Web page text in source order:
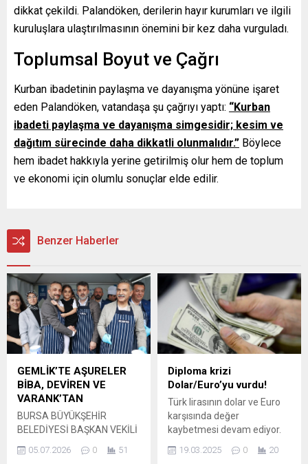
dikkat çekildi. Palandöken, derilerin hayır kurumları ve ilgili
kuruluşlara ulaştırılmasının önemini bir kez daha vurguladı.
Toplumsal Boyut ve Çağrı
Kurban ibadetinin paylaşma ve dayanışma yönüne işaret
eden Palandöken, vatandaşa şu çağrıyı yaptı: “Kurban
ibadeti paylaşma ve dayanışma simgesidir; kesim ve
dağıtım sürecinde daha dikkatli olunmalıdır.” Böylece
hem ibadet hakkıyla yerine getirilmiş olur hem de toplum
ve ekonomi için olumlu sonuçlar elde edilir.
Benzer Haberler
GEMLİK’TE AŞURELER
BİBA, DEVİREN VE
VARANK’TAN
BURSA BÜYÜKŞEHİR
BELEDİYESİ BAŞKAN VEKİLİ
ŞAHİN BİBA VE AK PARTİ
BURSA MİLLETVEKİLİ
05.07.2026 0 51
Diploma krizi
Dolar/Euro’yu vurdu!
Türk lirasının dolar ve Euro
karşısında değer
kaybetmesi devam ediyor.
Güne yükselişle başlayan
Dolar/Euro yükseliş hızla
19.03.2025 0 20